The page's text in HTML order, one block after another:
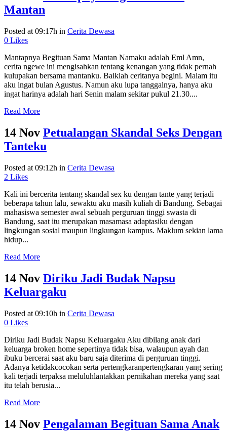
Mantan
Posted at 09:17h in Cerita Dewasa
0 Likes
Mantapnya Begituan Sama Mantan Namaku adalah Eml Amn,
cerita ngewe ini mengisahkan tentang kenangan yang tidak pernah
kulupakan bersama mantanku. Baiklah ceritanya begini. Malam itu
aku ingat bulan Agustus. Namun aku lupa tanggalnya, hanya aku
ingat harinya adalah hari Senin malam sekitar pukul 21.30....
Read More
14 Nov Petualangan Skandal Seks Dengan
Tanteku
Posted at 09:12h in Cerita Dewasa
2 Likes
Kali ini bercerita tentang skandal sex ku dengan tante yang terjadi
beberapa tahun lalu, sewaktu aku masih kuliah di Bandung. Sebagai
mahasiswa semester awal sebuah perguruan tinggi swasta di
Bandung, saat itu merupakan masamasa adaptasiku dengan
lingkungan sosial maupun lingkungan kampus. Maklum sekian lama
hidup...
Read More
14 Nov Diriku Jadi Budak Napsu
Keluargaku
Posted at 09:10h in Cerita Dewasa
0 Likes
Diriku Jadi Budak Napsu Keluargaku Aku dibilang anak dari
keluarga broken home sepertinya tidak bisa, walaupun ayah dan
ibuku bercerai saat aku baru saja diterima di perguruan tinggi.
Adanya ketidakcocokan serta pertengkaranpertengkaran yang sering
kali terjadi terpaksa meluluhlantakkan pernikahan mereka yang saat
itu telah berusia...
Read More
14 Nov Pengalaman Begituan Sama Anak